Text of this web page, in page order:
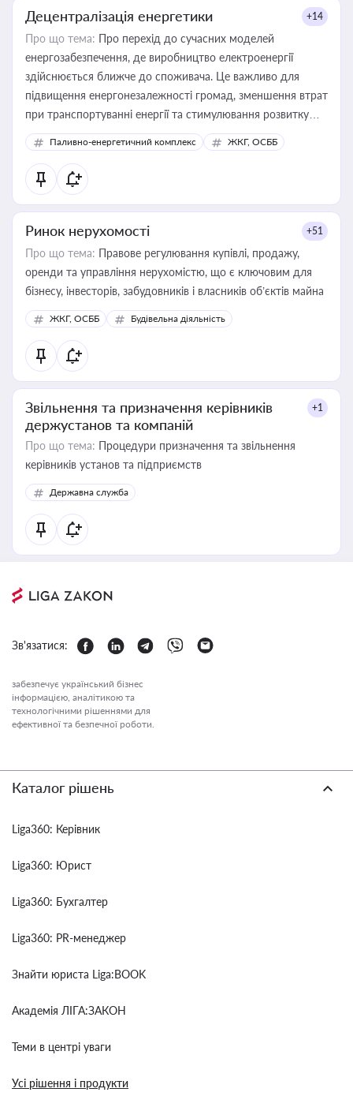
Децентралізація енергетики +14
Про що тема: Про перехід до сучасних моделей
енергозабезпечення, де виробництво електроенергії
здійснюється ближче до споживача. Це важливо для
підвищення енергонезалежності громад, зменшення втрат
при транспортуванні енергії та стимулювання розвитку
відновлюваних джерел
Паливно-енергетичний комплекс ЖКГ, ОСББ
Ринок нерухомості +51
Про що тема: Правове регулювання купівлі, продажу,
оренди та управління нерухомістю, що є ключовим для
бізнесу, інвесторів, забудовників і власників об’єктів майна
ЖКГ, ОСББ Будівельна діяльність
Звільнення та призначення керівників
держустанов та компаній
+1
Про що тема: Процедури призначення та звільнення
керівників установ та підприємств
Державна служба
Зв'язатися:
забезпечує український бізнес
інформацією, аналітикою та
технологічними рішеннями для
ефективної та безпечної роботи.
Каталог рішень
Liga360: Керівник
Liga360: Юрист
Liga360: Бухгалтер
Liga360: PR-менеджер
Знайти юриста Liga:BOOK
Академія ЛІГА:ЗАКОН
Теми в центрі уваги
Усі рішення і продукти